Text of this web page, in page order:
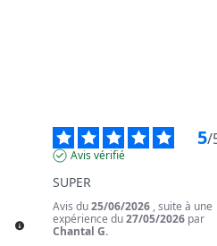
5/
Avis vérifié
SUPER
Avis du25/06/2026 , suite à une
expérience du27/05/2026 par
Chantal G.